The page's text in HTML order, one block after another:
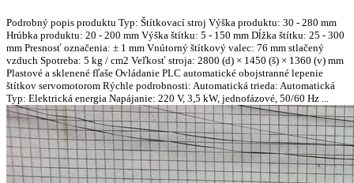
Podrobný popis produktu Typ: Štítkovací stroj Výška produktu: 30 - 280 mm
Hrúbka produktu: 20 - 200 mm Výška štítku: 5 - 150 mm Dĺžka štítku: 25 - 300
mm Presnosť označenia: ± 1 mm Vnútorný štítkový valec: 76 mm stlačený
vzduch Spotreba: 5 kg / cm2 Veľkosť stroja: 2800 (d) × 1450 (š) × 1360 (v) mm
Plastové a sklenené fľaše Ovládanie PLC automatické obojstranné lepenie
štítkov servomotorom Rýchle podrobnosti: Automatická trieda: Automatická
Typ: Elektrická energia Napájanie: 220 V, 3,5 kW, jednofázové, 50/60 Hz ...